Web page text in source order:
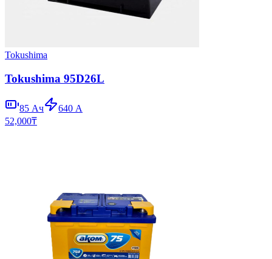
Tokushima
Tokushima 95D26L
85 Ач 640 А
52,000₸